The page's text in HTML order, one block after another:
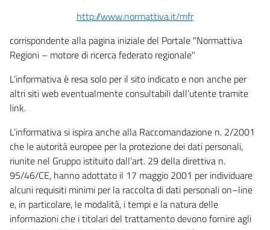
http://www.normattiva.it/mfr
corrispondente alla pagina iniziale del Portale "Normattiva
Regioni – motore di ricerca federato regionale"
L’informativa è resa solo per il sito indicato e non anche per
altri siti web eventualmente consultabili dall’utente tramite
link.
L’informativa si ispira anche alla Raccomandazione n. 2/2001
che le autorità europee per la protezione dei dati personali,
riunite nel Gruppo istituito dall’art. 29 della direttiva n.
95/46/CE, hanno adottato il 17 maggio 2001 per individuare
alcuni requisiti minimi per la raccolta di dati personali on–line
e, in particolare, le modalità, i tempi e la natura delle
informazioni che i titolari del trattamento devono fornire agli